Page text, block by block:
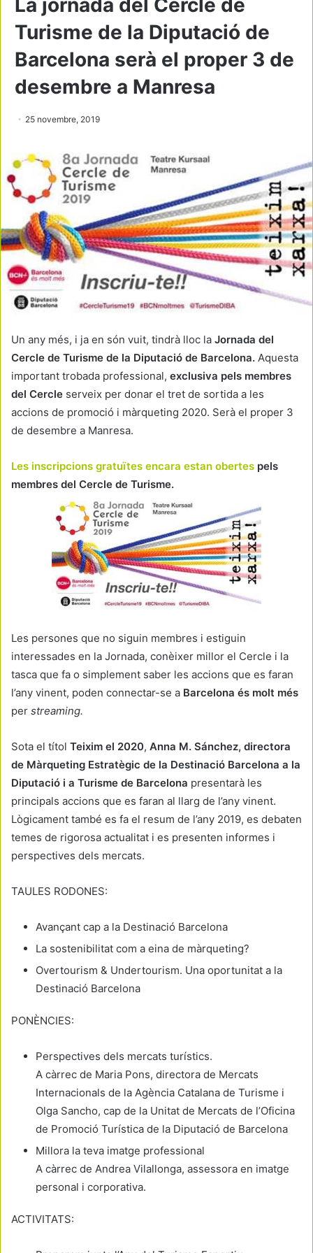
La jornada del Cercle de
Turisme de la Diputació de
Barcelona serà el proper 3 de
desembre a Manresa
25 novembre, 2019
Un any més, i ja en són vuit, tindrà lloc la Jornada del
Cercle de Turisme de la Diputació de Barcelona. Aquesta
important trobada professional, exclusiva pels membres
del Cercle serveix per donar el tret de sortida a les
accions de promoció i màrqueting 2020. Serà el proper 3
de desembre a Manresa.
Les inscripcions gratuïtes encara estan obertes pels
membres del Cercle de Turisme.
Les persones que no siguin membres i estiguin
interessades en la Jornada, conèixer millor el Cercle i la
tasca que fa o simplement saber les accions que es faran
l’any vinent, poden connectar-se a Barcelona és molt més
per streaming.
Sota el títol Teixim el 2020, Anna M. Sánchez, directora
de Màrqueting Estratègic de la Destinació Barcelona a la
Diputació i a Turisme de Barcelona presentarà les
principals accions que es faran al llarg de l’any vinent.
Lògicament també es fa el resum de l’any 2019, es debaten
temes de rigorosa actualitat i es presenten informes i
perspectives dels mercats.
TAULES RODONES:
Avançant cap a la Destinació Barcelona
La sostenibilitat com a eina de màrqueting?
Overtourism & Undertourism. Una oportunitat a la
Destinació Barcelona
PONÈNCIES:
Perspectives dels mercats turístics.
A càrrec de Maria Pons, directora de Mercats
Internacionals de la Agència Catalana de Turisme i
Olga Sancho, cap de la Unitat de Mercats de l’Oficina
de Promoció Turística de la Diputació de Barcelona
Millora la teva imatge professional
A càrrec de Andrea Vilallonga, assessora en imatge
personal i corporativa.
ACTIVITATS: